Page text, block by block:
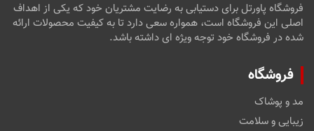
فروشگاه پاورتل برای دستیابی به رضایت مشتریان خود که یکی از اهداف
اصلی این فروشگاه است، همواره سعی دارد تا به کیفیت محصولات ارائه
شده در فروشگاه خود توجه ویژه ای داشته باشد.
فروشگاه
مد و پوشاک
زیبایی و سلامت